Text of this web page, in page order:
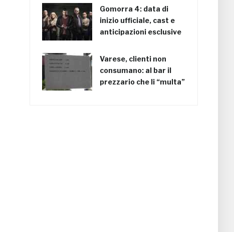
Gomorra 4: data di
inizio ufficiale, cast e
anticipazioni esclusive
Varese, clienti non
consumano: al bar il
prezzario che li “multa”